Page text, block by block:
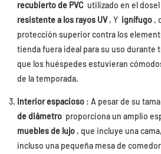
recubierto de PVC utilizado en el
resistente a los rayos UV, Y ignífugo ,
protección superior contra los
tienda fuera ideal para su uso durante
que los huéspedes estuvieran
de la temporada.
Interior espacioso : A pesar de su
de diámetro proporciona un amplio
muebles de lujo , que incluye una
incluso una pequeña mesa de